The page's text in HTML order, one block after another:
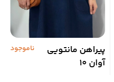
پیراهن مانتویی
آوان 10
ناموجود